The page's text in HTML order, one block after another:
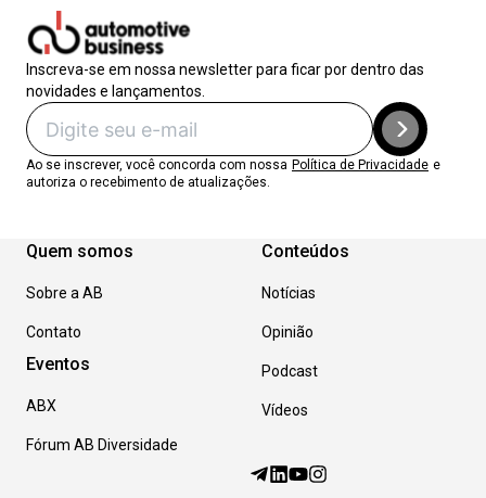
Inscreva-se em nossa newsletter para ficar por dentro das
novidades e lançamentos.
Ao se inscrever, você concorda com nossa Política de Privacidade e
autoriza o recebimento de atualizações.
Quem somos
Sobre a AB
Contato
Eventos
ABX
Fórum AB Diversidade
Conteúdos
Notícias
Opinião
Podcast
Vídeos